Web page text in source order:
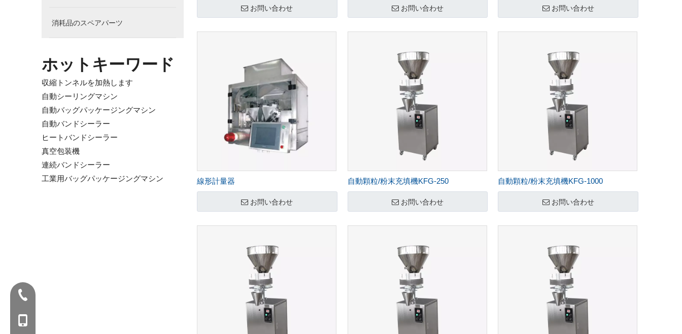
消耗品のスペアパーツ
ホットキーワード
収縮トンネルを加熱します
自動シーリングマシン
自動バッグパッケージングマシン
自動バンドシーラー
ヒートバンドシーラー
真空包装機
連続バンドシーラー
工業用バッグパッケージングマシン
お問い合わせ お問い合わせ お問い合わせ
線形計量器
お問い合わせ
自動顆粒/粉末充填機KFG-250
お問い合わせ
自動顆粒/粉末充填機KFG-1000
お問い合わせ